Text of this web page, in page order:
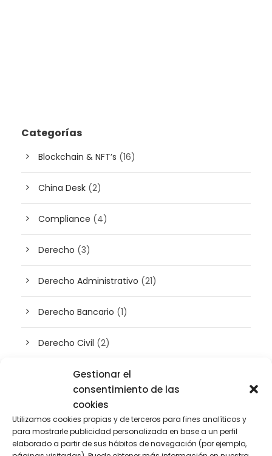
Gestionar el
consentimiento de las
cookies
Utilizamos cookies propias y de terceros para fines analíticos y
para mostrarle publicidad personalizada en base a un perfil
elaborado a partir de sus hábitos de navegación (por ejemplo,
Categorías
Blockchain & NFT’s (16)
China Desk (2)
Compliance (4)
Derecho (3)
Derecho Administrativo (21)
Derecho Bancario (1)
Derecho Civil (2)
Derecho concursal(3)
Derecho de Empresa
Derecho Digital(50)